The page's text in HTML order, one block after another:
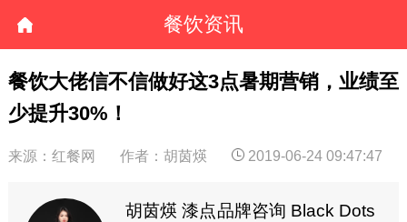
餐饮资讯
餐饮大佬信不信做好这3点暑期营销，业绩至
少提升30%！
来源：红餐网 作者：胡茵煐 2019-06-24 09:47:47
胡茵煐 漆点品牌咨询 Black Dots